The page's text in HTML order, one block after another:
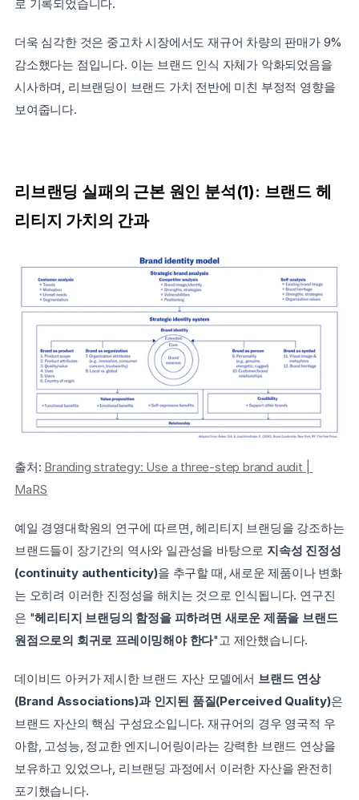
로 기록되었습니다.
더욱 심각한 것은 중고차 시장에서도 재규어 차량의 판매가 9%
감소했다는 점입니다. 이는 브랜드 인식 자체가 악화되었음을
시사하며, 리브랜딩이 브랜드 가치 전반에 미친 부정적 영향을
보여줍니다.
리브랜딩 실패의 근본 원인 분석(1): 브랜드 헤
리티지 가치의 간과
출처: Branding strategy: Use a three-step brand audit |
MaRS
예일 경영대학원의 연구에 따르면, 헤리티지 브랜딩을 강조하는
브랜드들이 장기간의 역사와 일관성을 바탕으로 지속성 진정성
(continuity authenticity)을 추구할 때, 새로운 제품이나 변화
는 오히려 이러한 진정성을 해치는 것으로 인식됩니다. 연구진
은 "헤리티지 브랜딩의 함정을 피하려면 새로운 제품을 브랜드
원점으로의 회귀로 프레이밍해야 한다"고 제안했습니다.
데이비드 아커가 제시한 브랜드 자산 모델에서 브랜드 연상
(Brand Associations)과 인지된 품질(Perceived Quality)은
브랜드 자산의 핵심 구성요소입니다. 재규어의 경우 영국적 우
아함, 고성능, 정교한 엔지니어링이라는 강력한 브랜드 연상을
보유하고 있었으나, 리브랜딩 과정에서 이러한 자산을 완전히
포기했습니다.